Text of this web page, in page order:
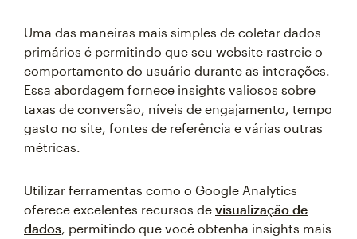
Uma das maneiras mais simples de coletar dados
primários é permitindo que seu website rastreie o
comportamento do usuário durante as interações.
Essa abordagem fornece insights valiosos sobre
taxas de conversão, níveis de engajamento, tempo
gasto no site, fontes de referência e várias outras
métricas.
Utilizar ferramentas como o Google Analytics
oferece excelentes recursos de visualização de
dados, permitindo que você obtenha insights mais